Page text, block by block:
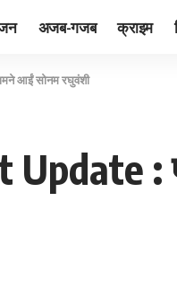
अजब-गजब क्राइम
आईं सोनम रघुवंशी
: